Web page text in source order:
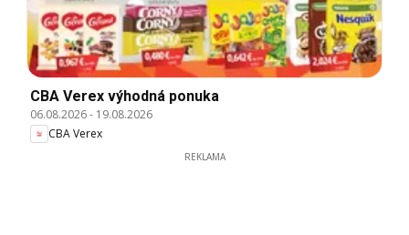
CBA Verex výhodná ponuka
06.08.2026- 19.08.2026
CBA Verex
REKLAMA